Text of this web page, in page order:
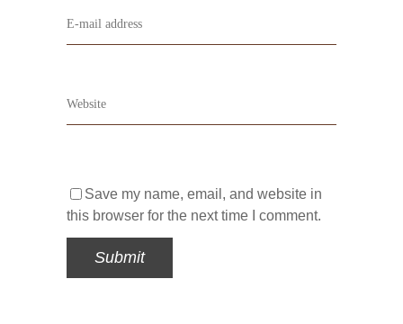
Save my name, email, and website in
this browser for the next time I comment.